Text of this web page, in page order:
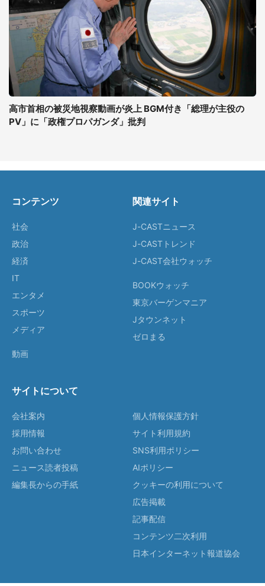
高市首相の被災地視察動画が炎上 BGM付き「総理が主役の
PV」に「政権プロパガンダ」批判
コンテンツ
社会
政治
経済
IT
エンタメ
スポーツ
メディア
動画
関連サイト
J-CASTニュース
J-CASTトレンド
J-CAST会社ウォッチ
BOOKウォッチ
東京バーゲンマニア
Jタウンネット
ゼロまる
サイトについて
会社案内
採用情報
お問い合わせ
ニュース読者投稿
編集長からの手紙
個人情報保護方針
サイト利用規約
SNS利用ポリシー
AIポリシー
クッキーの利用について
広告掲載
記事配信
コンテンツ二次利用
日本インターネット報道協会